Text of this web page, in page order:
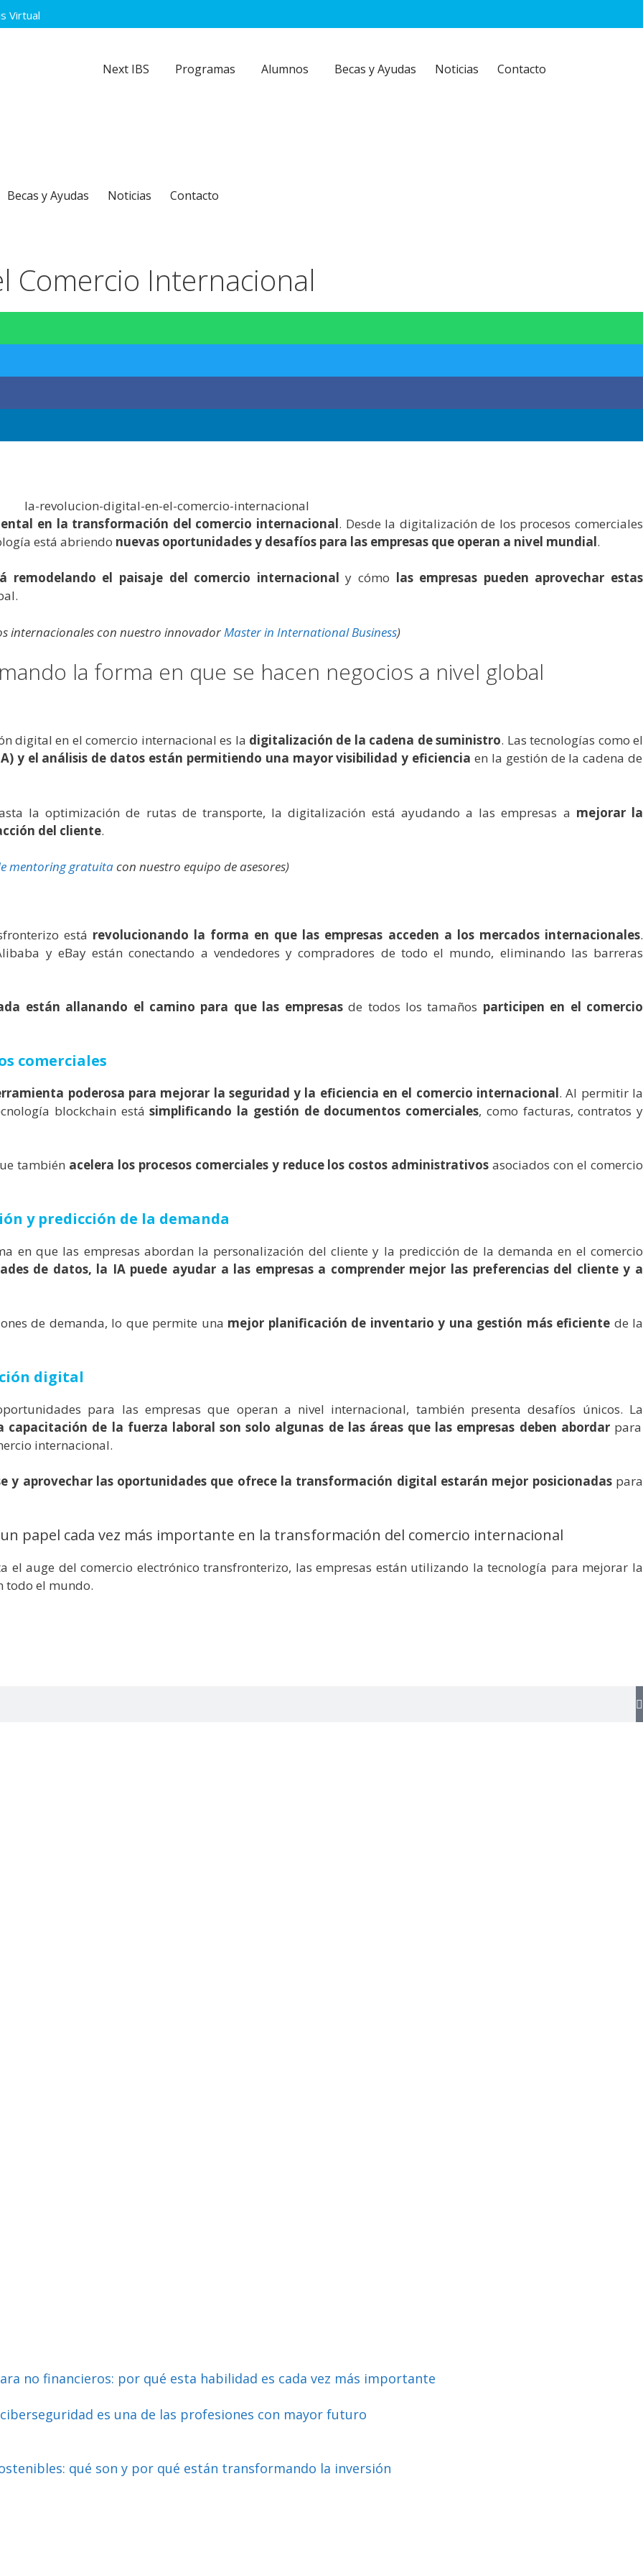
Virtual
Next IBS Programas Alumnos Becas y Ayudas Noticias Contacto
Becas y Ayudas Noticias Contacto
Comercio Internacional
en la transformación del comercio internacional. Desde la digitalización de los procesos comerciales
está abriendo nuevas oportunidades y desafíos para las empresas que operan a nivel mundial.
remodelando el paisaje del comercio internacional y cómo las empresas pueden aprovechar estas
internacionales con nuestro innovadorMaster in International Business)
la forma en que se hacen negocios a nivel global
digital en el comercio internacional es la digitalización de la cadena de suministro. Las tecnologías como el
y el análisis de datos están permitiendo una mayor visibilidad y eficiencia en la gestión de la cadena de
la optimización de rutas de transporte, la digitalización está ayudando a las empresas a mejorar la
del cliente.
mentoring gratuitacon nuestro equipo de asesores)
está revolucionando la forma en que las empresas acceden a los mercados internacionales.
y eBay están conectando a vendedores y compradores de todo el mundo, eliminando las barreras
están allanando el camino para que las empresasde todos los tamaños participen en el comercio
comerciales
poderosa para mejorar la seguridad y la eficiencia en el comercio internacional. Al permitir la
blockchain estásimplificando la gestión de documentos comerciales, como facturas, contratos y
también acelera los procesos comerciales y reduce los costos administrativos asociados con el comercio
y predicción de la demanda
en que las empresas abordan la personalización del cliente y la predicción de la demanda en el comercio
de datos, la IA puede ayudar a las empresas a comprender mejor las preferencias del cliente y a
de demanda, lo que permite una mejor planificación de inventario y una gestión más eficiente de la
digital
para las empresas que operan a nivel internacional, también presenta desafíos únicos. La
de la fuerza laboral son solo algunas de las áreas que las empresas deben abordarpara
internacional.
y aprovechar las oportunidades que ofrece la transformación digital estarán mejor posicionadaspara
papel cada vez más importante en la transformación del comercio internacional
el auge del comercio electrónico transfronterizo, las empresas están utilizando la tecnología para mejorar la
todo el mundo.
no financieros: por qué esta habilidad es cada vez más importante
es una de las profesiones con mayor futuro
qué son y por qué están transformando la inversión